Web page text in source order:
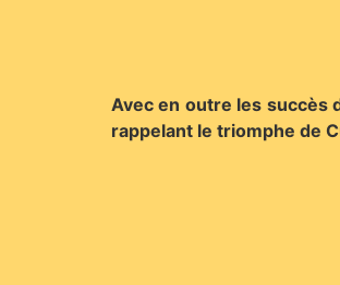
Avec en outre les succès
rappelant le triomphe de